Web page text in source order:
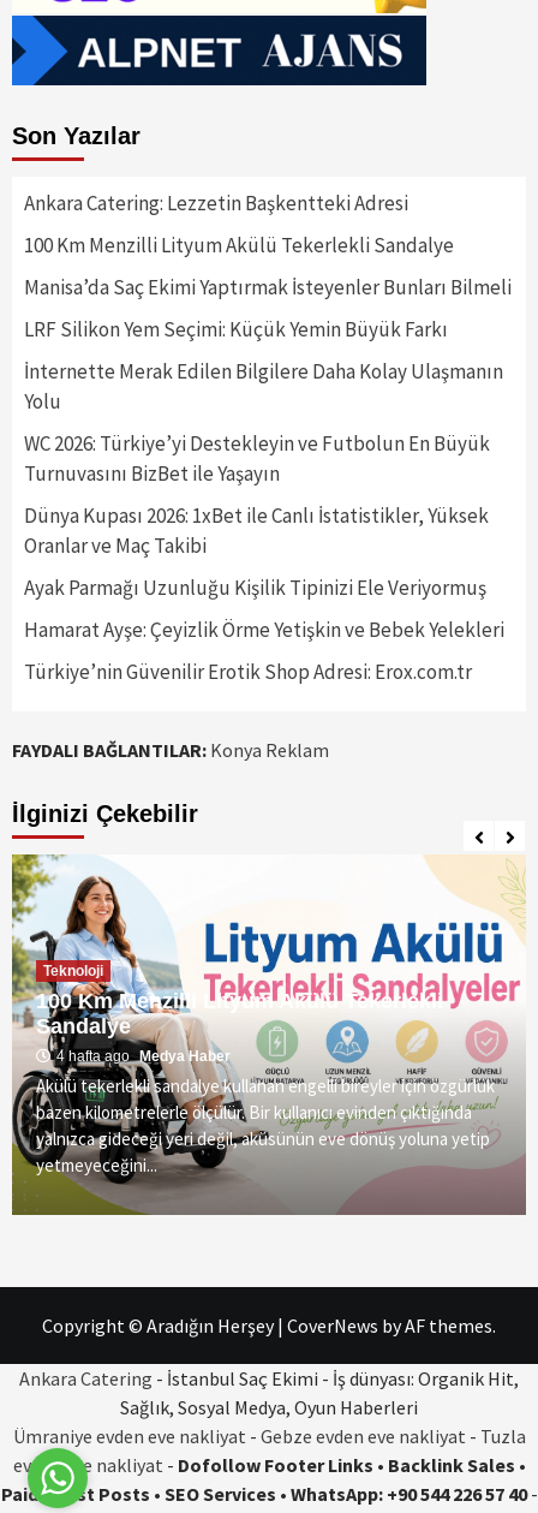
Son Yazılar
Ankara Catering: Lezzetin Başkentteki Adresi
100 Km Menzilli Lityum Akülü Tekerlekli Sandalye
Manisa’da Saç Ekimi Yaptırmak İsteyenler Bunları Bilmeli
LRF Silikon Yem Seçimi: Küçük Yemin Büyük Farkı
İnternette Merak Edilen Bilgilere Daha Kolay Ulaşmanın
Yolu
WC 2026: Türkiye’yi Destekleyin ve Futbolun En Büyük
Turnuvasını BizBet ile Yaşayın
Dünya Kupası 2026: 1xBet ile Canlı İstatistikler, Yüksek
Oranlar ve Maç Takibi
Ayak Parmağı Uzunluğu Kişilik Tipinizi Ele Veriyormuş
Hamarat Ayşe: Çeyizlik Örme Yetişkin ve Bebek Yelekleri
Türkiye’nin Güvenilir Erotik Shop Adresi: Erox.com.tr
FAYDALI BAĞLANTILAR: Konya Reklam
İlginizi Çekebilir
Teknoloji
100 Km Menzilli Lityum Akülü Tekerlekli
Sandalye
4 hafta ago Medya Haber
Akülü tekerlekli sandalye kullanan engelli bireyler için özgürlük
bazen kilometrelerle ölçülür. Bir kullanıcı evinden çıktığında
yalnızca gideceği yeri değil, aküsünün eve dönüş yoluna yetip
yetmeyeceğini...
Copyright © Aradığın Herşey| CoverNews by AF themes.
Ankara Catering - İstanbul Saç Ekimi - İş dünyası: Organik Hit,
Sağlık, Sosyal Medya, Oyun Haberleri
Ümraniye evden eve nakliyat - Gebze evden eve nakliyat - Tuzla
evden eve nakliyat - Dofollow Footer Links • Backlink Sales •
Paid Guest Posts • SEO Services • WhatsApp: +90 544 226 57 40-